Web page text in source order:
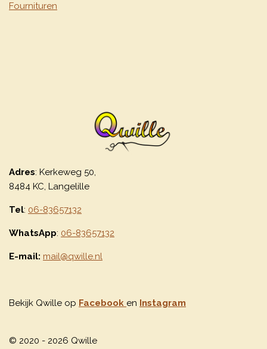
Fournituren
Adres: Kerkeweg 50,
8484 KC, Langelille
Tel: 06-83657132
WhatsApp: 06-83657132
E-mail: mail@qwille.nl
Bekijk Qwille op Facebook en Instagram
© 2020 - 2026 Qwille